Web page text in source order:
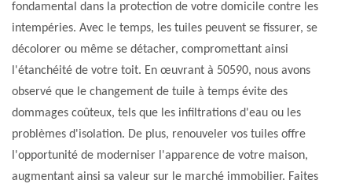
fondamental dans la protection de votre domicile contre les
intempéries. Avec le temps, les tuiles peuvent se fissurer, se
décolorer ou même se détacher, compromettant ainsi
l'étanchéité de votre toit. En œuvrant à 50590, nous avons
observé que le changement de tuile à temps évite des
dommages coûteux, tels que les infiltrations d'eau ou les
problèmes d'isolation. De plus, renouveler vos tuiles offre
l'opportunité de moderniser l'apparence de votre maison,
augmentant ainsi sa valeur sur le marché immobilier. Faites